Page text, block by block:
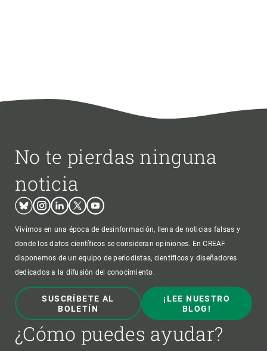
No te pierdas ninguna
noticia
BlueskyInstagram
LinkedinTwitterYoutube
Vivimos en una época de desinformación, llena de noticias falsas y
donde los datos científicos se consideran opiniones. En CREAF
disponemos de un equipo de periodistas, científicos y diseñadores
dedicados a la difusión del conocimiento.
SUSCRÍBETE AL
BOLETÍN
¡LEE NUESTRO
BLOG!
¿Cómo puedes ayudar?